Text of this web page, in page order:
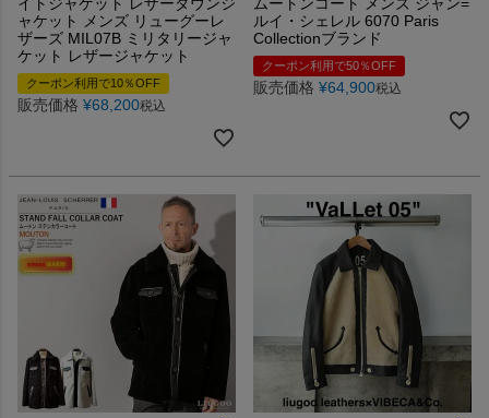
ャケット メンズ リューグーレ
ザーズ MIL07B ミリタリージャ
ケット レザージャケット
クーポン利用で10％OFF
販売価格 ¥68,200税込
ルイ・シェレル 6070 Paris
Collectionブランド
クーポン利用で50％OFF
販売価格 ¥64,900税込